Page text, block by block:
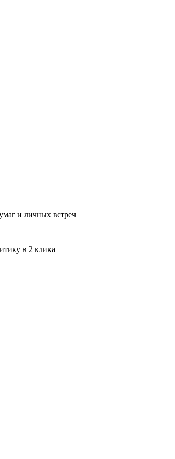
и личных встреч
в 2 клика